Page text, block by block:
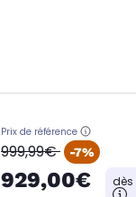
Prix de référence
oldPrice
999,99€ -7%
929,00€ dès